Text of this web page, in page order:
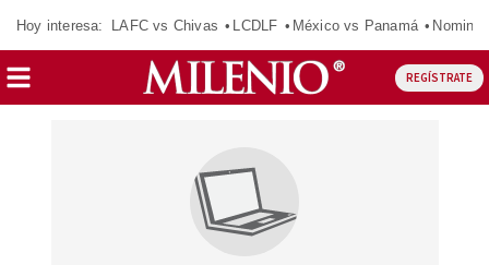
Hoy interesa: LAFC vs Chivas LCDLF México vs Panamá
REGÍSTRATE